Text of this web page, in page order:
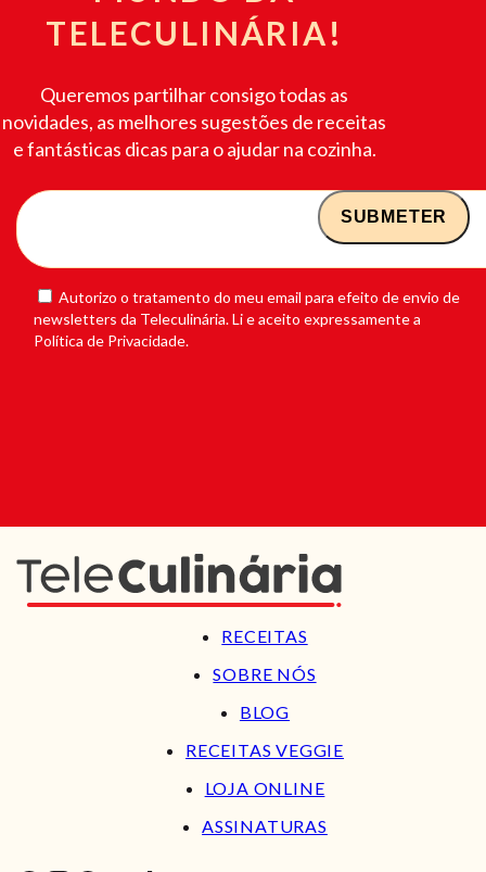
TELECULINÁRIA!
Queremos partilhar consigo todas as
novidades, as melhores sugestões de receitas
e fantásticas dicas para o ajudar na cozinha.
Autorizo o tratamento do meu email para efeito de envio de
newsletters da Teleculinária. Li e aceito expressamente a
Política de Privacidade.
RECEITAS
SOBRE NÓS
BLOG
RECEITAS VEGGIE
LOJA ONLINE
ASSINATURAS